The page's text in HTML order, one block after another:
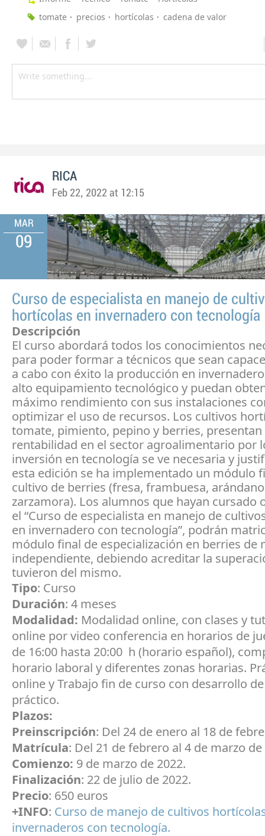
tomate
precios hortícolas cadena de valor
RICA
Feb 22, 2022 at 12:15
MAR
09
Curso de especialista en manejo de
hortícolas en invernadero con tecnología
Descripción
El curso abordará todos los conocimientos
para poder formar a técnicos que sean
a cabo con éxito la producción en
alto equipamiento tecnológico y puedan
máximo rendimiento con sus instalaciones
optimizar el uso de recursos. Los cultivos
tomate, pimiento, pepino y berries,
rentabilidad en el sector agroalimentario por
inversión en tecnología se ve necesaria y
esta edición se ha implementado un módulo
cultivo de berries (fresa, frambuesa,
zarzamora). Los alumnos que hayan cursado
el “Curso de especialista en manejo de
en invernadero con tecnología”, podrán
módulo final de especialización en berries de
independiente, debiendo acreditar la
tuvieron del mismo.
Tipo: Curso
Duración: 4 meses
Modalidad: Modalidad online, con clases y
online por video conferencia en horarios de
de 16:00 hasta 20:00 h (horario español),
horario laboral y diferentes zonas horarias.
online y Trabajo fin de curso con desarrollo
práctico.
Plazos:
Preinscripción: Del 24 de enero al 18 de
Matrícula: Del 21 de febrero al 4 de marzo
Comienzo: 9 de marzo de 2022.
Finalización: 22 de julio de 2022.
Precio: 650 euros
+INFO: Curso de manejo de cultivos
invernaderos con tecnología.